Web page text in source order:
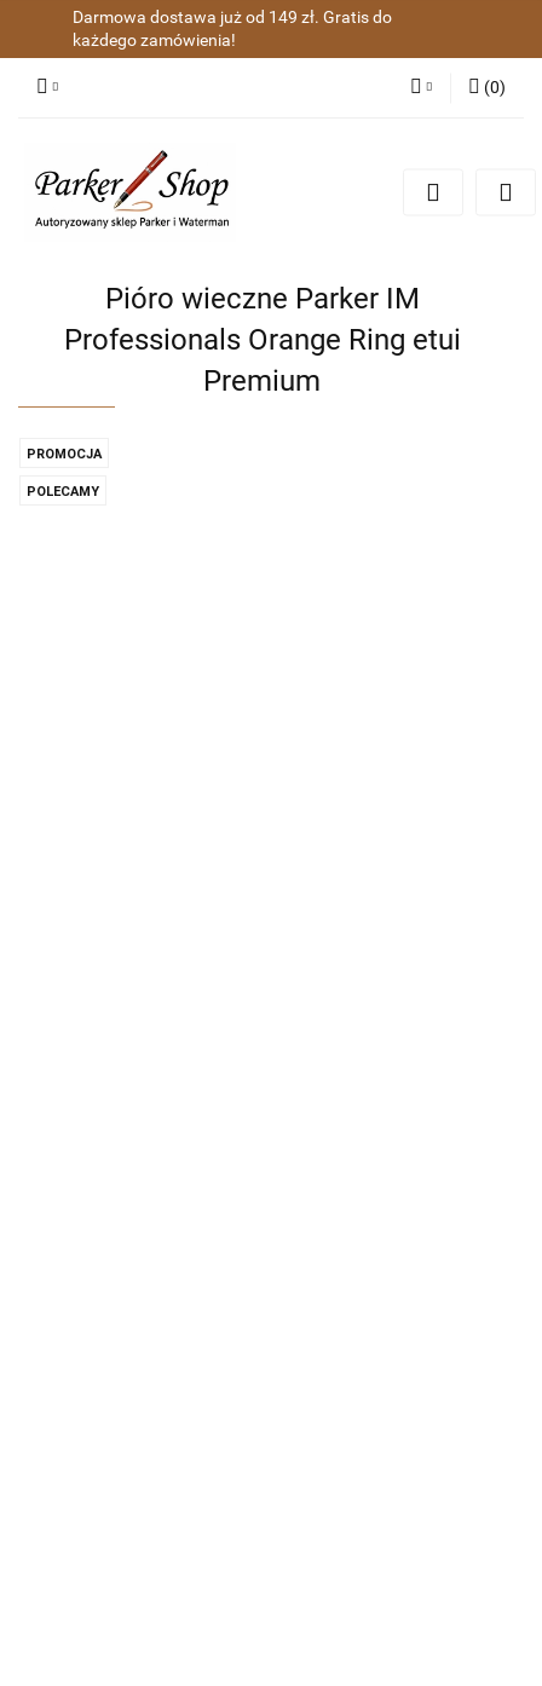
Darmowa dostawa już od 149 zł. Gratis do
każdego zamówienia!
Zarejestruj się
(0)
Pióro wieczne Parker IM
Professionals Orange Ring etui
Premium
PROMOCJA
POLECAMY